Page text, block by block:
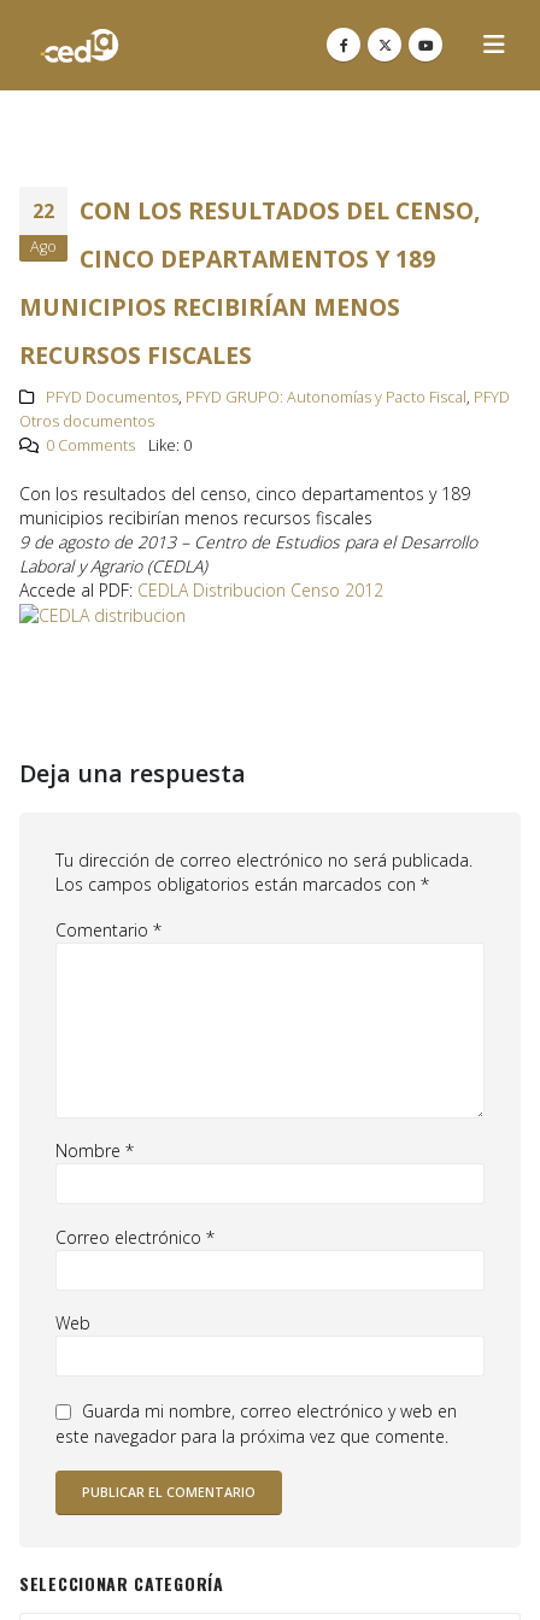
22
Ago
CON LOS RESULTADOS DEL CENSO,
CINCO DEPARTAMENTOS Y 189
MUNICIPIOS RECIBIRÍAN MENOS
RECURSOS FISCALES
PFYD Documentos, PFYD GRUPO: Autonomías y Pacto Fiscal, PFYD
Otros documentos
0 Comments
Like: 0
Con los resultados del censo, cinco departamentos y 189
municipios recibirían menos recursos fiscales
9 de agosto de 2013 – Centro de Estudios para el Desarrollo
Laboral y Agrario (CEDLA)
Accede al PDF: CEDLA Distribucion Censo 2012
Deja una respuesta
Tu dirección de correo electrónico no será publicada.
Los campos obligatorios están marcados con *
Comentario *
Nombre *
Correo electrónico *
Web
Guarda mi nombre, correo electrónico y web en
este navegador para la próxima vez que comente.
SELECCIONAR CATEGORÍA